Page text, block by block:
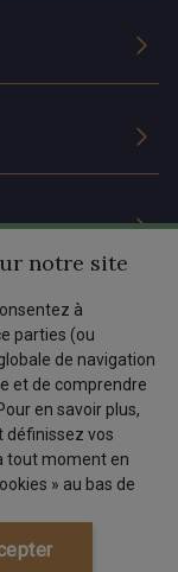
confidentialité
BE 0772 618 163
notre site
à
parties (ou
de navigation
et de comprendre
en savoir plus,
définissez vos
tout moment en
» au bas de